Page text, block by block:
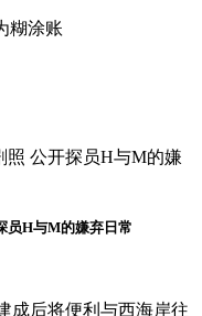
员H与M的嫌弃日常